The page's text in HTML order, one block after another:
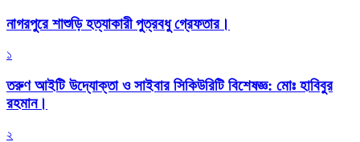
নাগরপুরে শাশুড়ি হত্যাকারী পুত্রবধু গ্রেফতার।
১
তরুণ আইটি উদ্যোক্তা ও সাইবার সিকিউরিটি বিশেষজ্ঞ: মোঃ হাবিবুর
রহমান।
২